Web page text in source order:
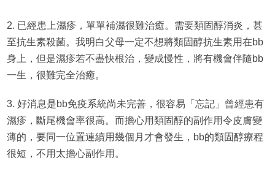
2. 已經患上濕疹，單單補濕很難治癒。需要類固醇消炎，甚
至抗生素殺菌。我明白父母一定不想將類固醇抗生素用在bb
身上，但是濕疹若不盡快根治，變成慢性，將有機會伴隨bb
一生，很難完全治癒。
3. 好消息是bb免疫系統尚未完善，很容易「忘記」曾經患有
濕疹，斷尾機會率很高。而擔心用類固醇的副作用令皮膚變
薄的，要同一位置連續用幾個月才會發生，bb的類固醇療程
很短，不用太擔心副作用。